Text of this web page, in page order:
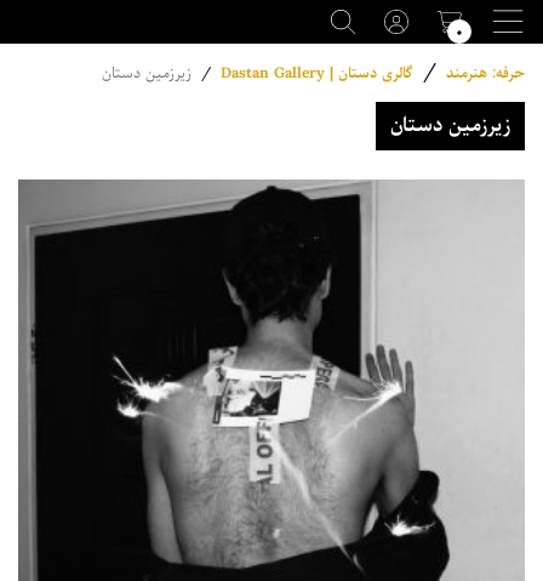
۰
حرفه: هنرمند / گالری دستان | Dastan Gallery / زیرزمین دستان
زیرزمین دستان